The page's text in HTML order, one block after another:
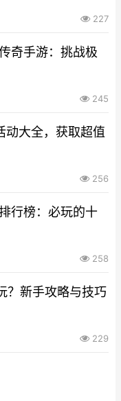
227
奇手游：挑战极
245
动大全，获取超值
256
行榜：必玩的十
258
？新手攻略与技巧
229